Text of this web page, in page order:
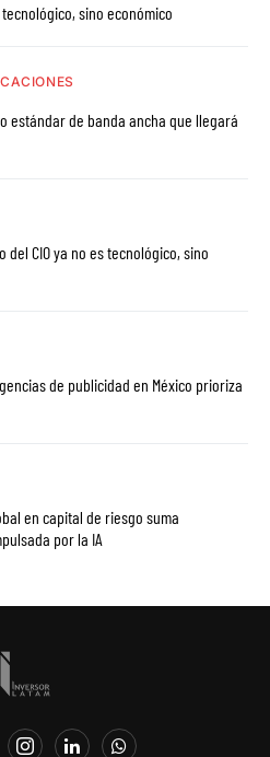
sino económico
estándar de banda ancha que llegará
del CIO ya no es tecnológico, sino
de publicidad en México prioriza
en capital de riesgo suma
por la IA